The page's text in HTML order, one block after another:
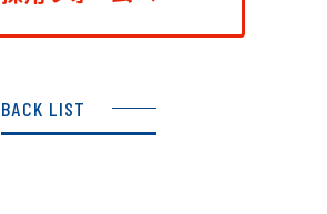
BACK LIST